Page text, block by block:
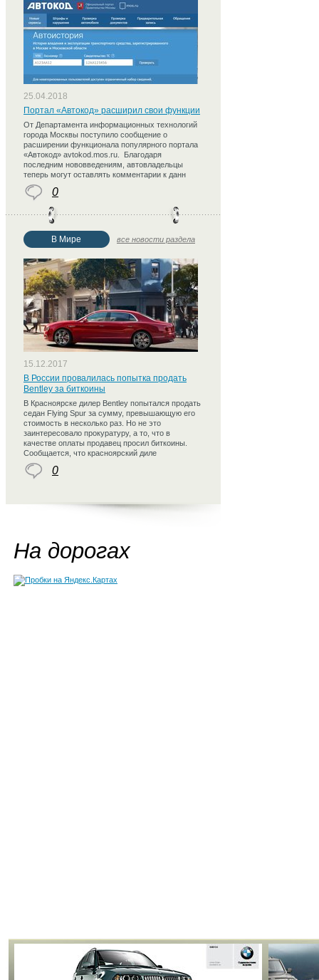
25.04.2018
Портал «Автокод» расширил свои функции
От Департамента информационных технологий
города Москвы поступило сообщение о
расширении функционала популярного портала
«Автокод» avtokod.mos.ru. Благодаря
последним нововведениям, автовладельцы
теперь могут оставлять комментарии к данн
0
В Мире все новости раздела
15.12.2017
В России провалилась попытка продать
Bentley за биткоины
В Красноярске дилер Bentley попытался продать
седан Flying Spur за сумму, превышающую его
стоимость в несколько раз. Но не это
заинтересовало прокуратуру, а то, что в
качестве оплаты продавец просил биткоины.
Сообщается, что красноярский диле
0
На дорогах